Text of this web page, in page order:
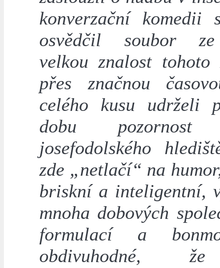
konverzační komedii
osvědčil soubor
velkou znalost
přes značnou
celého kusu udrželi
dobu pozornost
josefodolského
zde „netlačí“ na
briskní a inteligentní,
mnoha dobových
formulací a
obdivuhodné,